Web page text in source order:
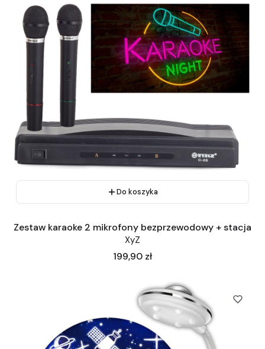
Do koszyka
Zestaw karaoke 2 mikrofony bezprzewodowy + stacja
XyZ
Cena
199,90 zł